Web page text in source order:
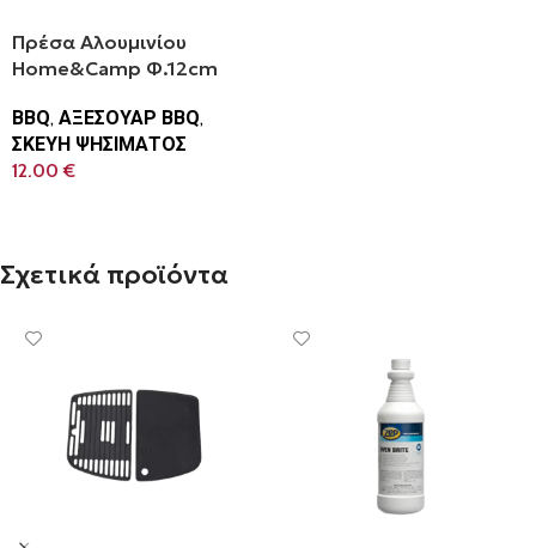
Πρέσα Αλουμινίου
Home&Camp Φ.12cm
BBQ, ΑΞΕΣΟΥΑΡ BBQ,
ΣΚΕΥΗ ΨΗΣΙΜΑΤΟΣ
12.00€
Σχετικά προϊόντα